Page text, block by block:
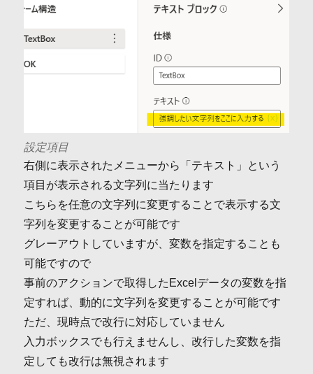
設定項目
右側に表示されたメニューから「テキスト」という
項目が表示される文字列に当たります
こちらを任意の文字列に変更することで表示する文
字列を変更することが可能です
グレーアウトしていますが、変数を指定することも
可能ですので
事前のアクションで取得したExcelデータの変数を指
定すれば、動的に文字列を変更することが可能です
ただ、現時点で改行に対応していません
入力ボックスでも行えませんし、改行した変数を指
定しても改行は無視されます